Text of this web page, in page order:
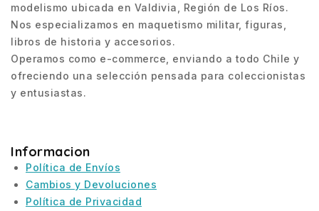
modelismo ubicada en Valdivia, Región de Los Ríos.
Nos especializamos en maquetismo militar, figuras,
libros de historia y accesorios.
Operamos como e-commerce, enviando a todo Chile y
ofreciendo una selección pensada para coleccionistas
y entusiastas.
Informacion
Política de Envíos
Cambios y Devoluciones
Política de Privacidad